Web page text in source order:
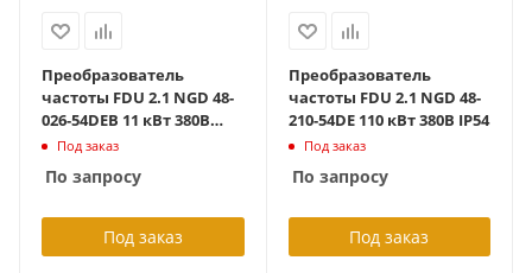
Преобразователь
частоты FDU 2.1 NGD 48-
026-54DEB 11 кВт 380В
IP54 с тормозным
Под заказ
По запросу
Под заказ
Преобразователь
частоты FDU 2.1 NGD 48-
210-54DE 110 кВт 380В IP54
Под заказ
По запросу
Под заказ